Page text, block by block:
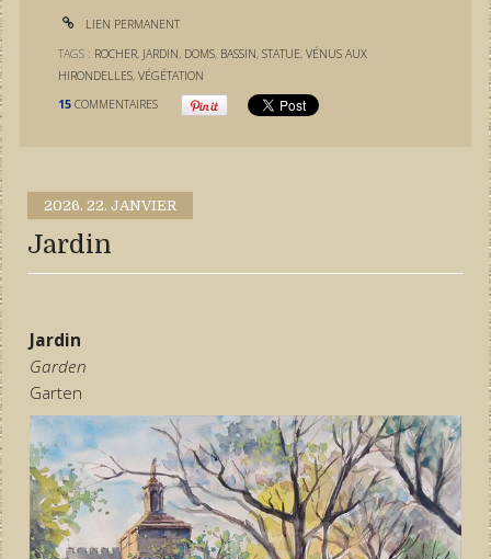
LIEN PERMANENT
TAGS : ROCHER, JARDIN, DOMS, BASSIN,STATUE,VÉNUS AUX
HIRONDELLES,VÉGÉTATION
15 COMMENTAIRES
2026. 22. JANVIER
Jardin
Jardin
Garden
Garten